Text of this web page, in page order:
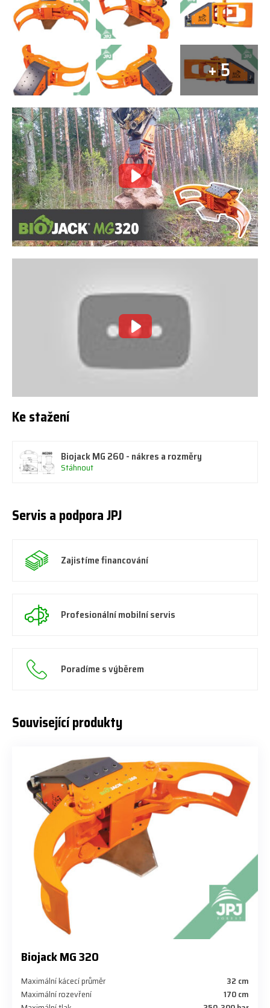
+ 5
Ke stažení
Biojack MG 260 - nákres a rozměry
Stáhnout
Servis a podpora JPJ
Zajistíme financování
Profesionální mobilní servis
Poradíme s výběrem
Související produkty
Biojack MG 320
Maximální kácecí průměr
32 cm
Maximální rozevření
170 cm